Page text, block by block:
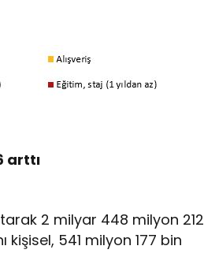
arttı
2 milyar 448 milyon 212
541 milyon 177 bin